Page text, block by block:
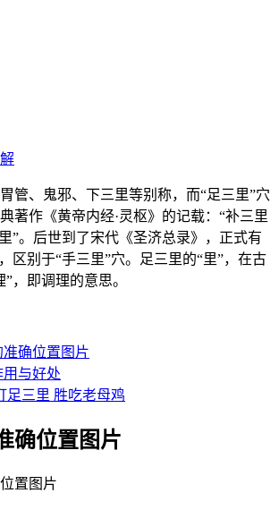
管、鬼邪、下三里等别称，而“足三里”穴
著作《黄帝内经·灵枢》的记载：“补三里
”。后世到了宋代《圣济总录》，正式有
区别于“手三里”穴。足三里的“里”，在古
，即调理的意思。
准确位置图片
用与好处
足三里 胜吃老母鸡
确位置图片